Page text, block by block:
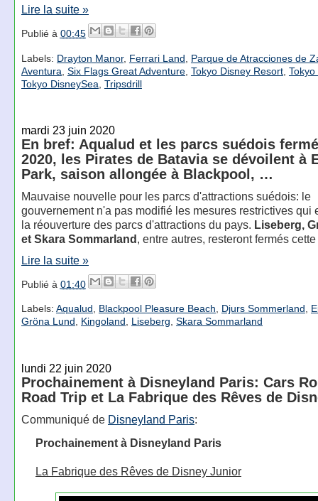
Lire la suite »
Publié à 00:45
Labels: Drayton Manor, Ferrari Land
Parque de Atracciones de
Aventura Six Flags Great Adventure, Tokyo Disney Resort,
Tokyo DisneySea Tripsdrill
mardi 23 juin 2020
En bref: Aqualud et les parcs suédois
2020, les Pirates de Batavia se dévoilent à
Park, saison allongée à Blackpool, …
Mauvaise nouvelle pour les parcs d'attractions suédois: le
gouvernement n'a pas modifié les mesures restrictives qui
la réouverture des parcs d'attractions du pays. Liseberg,
et Skara Sommarland, entre autres, resteront fermés
Lire la suite »
Publié à 01:40
Labels: Aqualud, Blackpool Pleasure Beach, Djurs Sommerland,
Gröna Lund, Kingoland, Liseberg, Skara Sommarland
lundi 22 juin 2020
Prochainement à Disneyland Paris: Cars
Road Trip et La Fabrique des Rêves de
Communiqué de Disneyland Paris:
Prochainement à Disneyland Paris
La Fabrique des Rêves de Disney Junior